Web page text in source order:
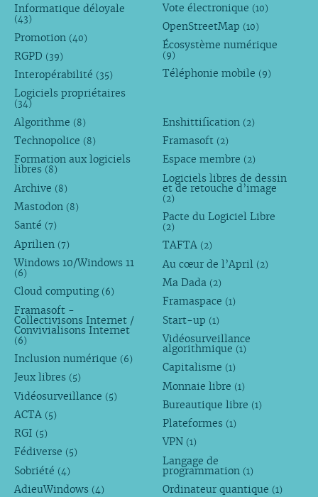
Informatique déloyale
(43)
Promotion (40)
RGPD (39)
Interopérabilité (35)
Logiciels propriétaires
(34)
Vote électronique (10)
OpenStreetMap (10)
Écosystème numérique
(9)
Téléphonie mobile (9)
Algorithme (8)
Technopolice (8)
Formation aux logiciels
libres (8)
Archive (8)
Mastodon (8)
Santé (7)
Aprilien (7)
Windows 10/Windows 11
(6)
Cloud computing (6)
Framasoft -
Collectivisons Internet /
Convivialisons Internet
(6)
Inclusion numérique (6)
Jeux libres (5)
Vidéosurveillance (5)
ACTA (5)
RGI (5)
Fédiverse (5)
Sobriété (4)
AdieuWindows (4)
Enshittification (2)
Framasoft (2)
Espace membre (2)
Logiciels libres de dessin
et de retouche d’image
(2)
Pacte du Logiciel Libre
(2)
TAFTA (2)
Au cœur de l’April (2)
Ma Dada (2)
Framaspace (1)
Start-up (1)
Vidéosurveillance
algorithmique (1)
Capitalisme (1)
Monnaie libre (1)
Bureautique libre (1)
Plateformes (1)
VPN (1)
Langage de
programmation (1)
Ordinateur quantique (1)